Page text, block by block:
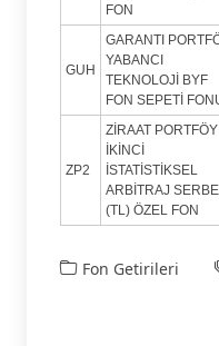
FON
GUH
GARANTI
YABANCI
TEKNOLOJİ BYF
FON SEPETİ
ZP2
ZİRAAT PORTFÖY
İKİNCİ
İSTATİSTİKSEL
ARBİTRAJ
(TL) ÖZEL FON
Fon Getirileri